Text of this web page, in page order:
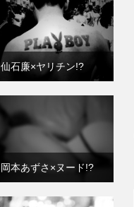
仙石廉×ヤリチン!?
岡本あずさ×ヌード!?